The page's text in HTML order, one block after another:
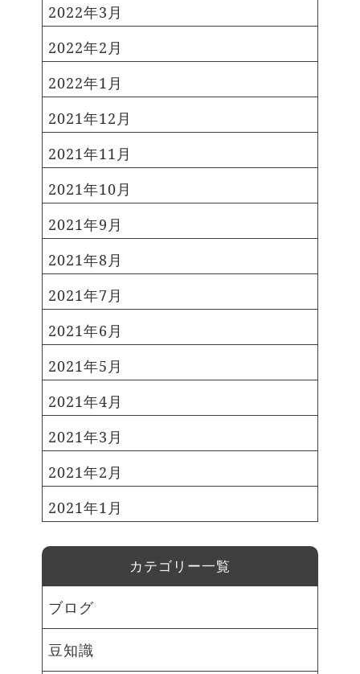
専門店！ 山形県山形市 宮城県仙
台市 東京都港区･渋⾕区 神奈川県
川崎市・厚木市 埼⽟県さいたま
振袖レンタル・購入・ママ振袖
（持ち込み）・ 写真だけ成人式
等、 充実のプランを準備しており
月8日（月曜日・祝日） 午前10時
開場、11時開会（正午閉会予定）
開催場所：すみだトリフォニー
ホール（墨田区錦糸一丁目2番3
号） ≫はたちのつどいについて
江東区 式典の名称：二十歳（は
(2024年)1月8日（月曜日・成人
の日） 地区別開催時間 部 地区 住
所 開場時間 開始時間 第1部 深川
地区 白河・清澄・常盤・新大橋・
森下・平野・三好・高橋・富岡・
佐賀・永代・福住・深川・冬木・
島・千石・石島・千田・海辺・扇
橋・猿江・住吉・毛利・東陽・木
場 9時30分 10時00分 第2部 臨海
地区 豊洲・塩浜・枝川・東雲・有
明・辰巳・潮見・青海・海の森
11時00分 11時30分 第3部 亀戸・
13時30分 第4部 砂町地区 南砂・
北砂・東砂・新砂・夢の島・新木
場・若洲 14時30分 15時00分 開
催場所：ティアラこうとう （江東
公会堂／江東区住吉2-28-36）
≫令和6年（2024年）二十歳のつ
どいについて 品川区 式典の
名称：令和6年（2024年）二十歳
の集い 開催日：令和6年1月8日
午前10時30分～午前11時45分
（対象者：大崎地区・荏原地区に
2022年3月
2022年2月
2022年1月
2021年12月
2021年11月
2021年10月
2021年9月
2021年8月
2021年7月
2021年6月
2021年5月
2021年4月
2021年3月
2021年2月
2021年1月
カテゴリー一覧
ブログ
豆知識